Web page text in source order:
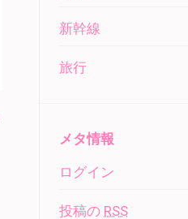
新幹線
旅行
メタ情報
ログイン
投稿の RSS